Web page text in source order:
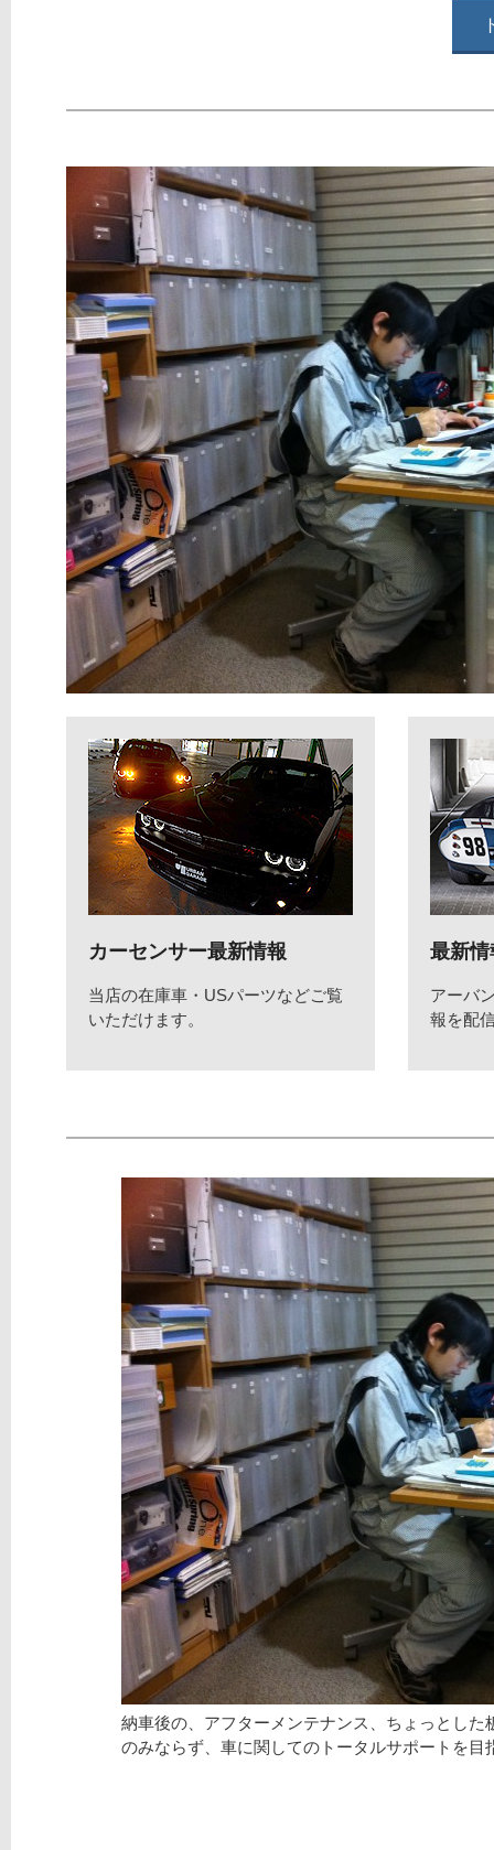
カーセンサー最新情報
当店の在庫車・USパーツなどご覧
いただけます。
最新情
アーバ
報を配
納車後の、アフターメンテナンス、ちょっとした
のみならず、車に関してのトータルサポートを目